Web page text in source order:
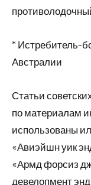
* Истребитель-
Австралии
Статьи
по материалам
использованы
«Авиэйшн уик
«Армд форсиз
девелопмент